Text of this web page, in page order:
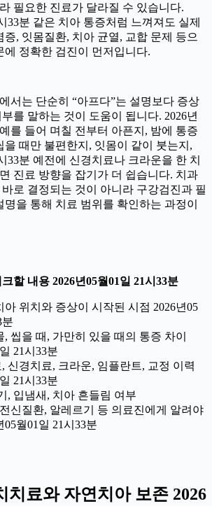
필요한 진료가 달라질 수 있습니다.
33분 같은 치아 통증처럼 느껴져도 실제
증, 잇몸질환, 치아 균열, 교합 문제 등으
에 정확한 검진이 먼저입니다.
서는 단순히 “아프다”는 설명보다 증상
를 말하는 것이 도움이 됩니다. 2026년
를 들어 며칠 전부터 아픈지, 밤에 통증
을 때만 불편한지, 잇몸이 같이 붓는지,
33분 예전에 신경치료나 크라운을 한 치
진료 방향을 잡기가 더 쉽습니다. 치과
로 결정되는 것이 아니라 구강검진과 필
명을 통해 치료 범위를 확인하는 과정이
할 내용 2026년05월01일 21시33분
아 위치와 증상이 시작된 시점 2026년05
분
, 씹을 때, 가만히 있을 때의 통증 차이
21시33분
신경치료, 크라운, 임플란트, 교정 이력
21시33분
, 입냄새, 치아 흔들림 여부
신질환, 알레르기 등 의료진에게 알려야
05월01일 21시33분
치료와 자연치아 보존 2026